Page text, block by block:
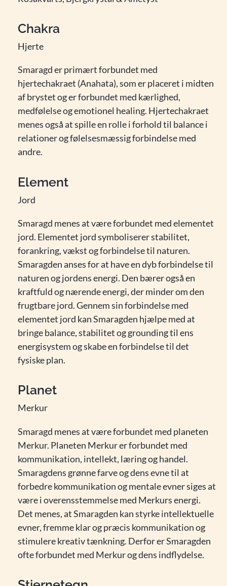
Chakra
Hjerte
Smaragd er primært forbundet med
hjertechakraet (Anahata), som er placeret i midten
af brystet og er forbundet med kærlighed,
medfølelse og emotionel healing. Hjertechakraet
menes også at spille en rolle i forhold til balance i
relationer og følelsesmæssig forbindelse med
andre.
Element
Jord
Smaragd menes at være forbundet med elementet
jord. Elementet jord symboliserer stabilitet,
forankring, vækst og forbindelse til naturen.
Smaragden anses for at have en dyb forbindelse til
naturen og jordens energi. Den bærer også en
kraftfuld og nærende energi, der minder om den
frugtbare jord. Gennem sin forbindelse med
elementet jord kan Smaragden hjælpe med at
bringe balance, stabilitet og grounding til ens
energisystem og skabe en forbindelse til det
fysiske plan.
Planet
Merkur
Smaragd menes at være forbundet med planeten
Merkur. Planeten Merkur er forbundet med
kommunikation, intellekt, læring og handel.
Smaragdens grønne farve og dens evne til at
forbedre kommunikation og mentale evner siges at
være i overensstemmelse med Merkurs energi.
Det menes, at Smaragden kan styrke intellektuelle
evner, fremme klar og præcis kommunikation og
stimulere kreativ tænkning. Derfor er Smaragden
ofte forbundet med Merkur og dens indflydelse.